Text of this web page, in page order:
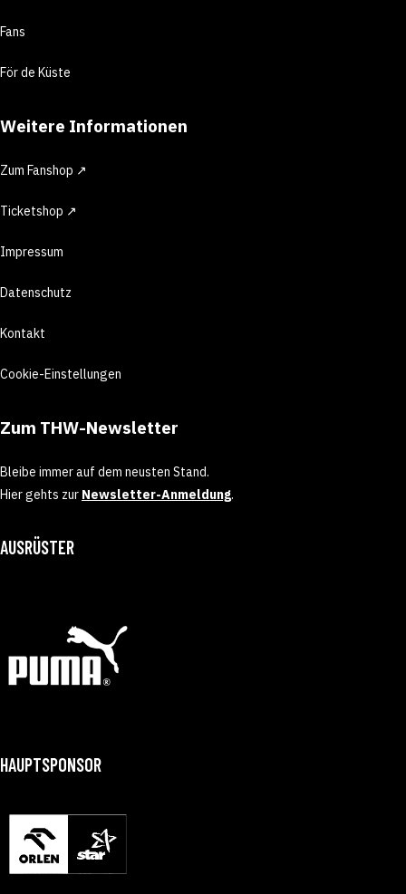
Fans
För de Küste
Weitere Informationen
Zum Fanshop ↗
Ticketshop ↗
Impressum
Datenschutz
Kontakt
Cookie-Einstellungen
Zum THW-Newsletter
Bleibe immer auf dem neusten Stand.
Hier gehts zur Newsletter-Anmeldung.
AUSRÜSTER
HAUPTSPONSOR